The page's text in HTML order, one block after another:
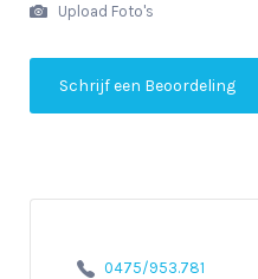
Upload Foto's
Schrijf een Beoordeling
0475/953.781